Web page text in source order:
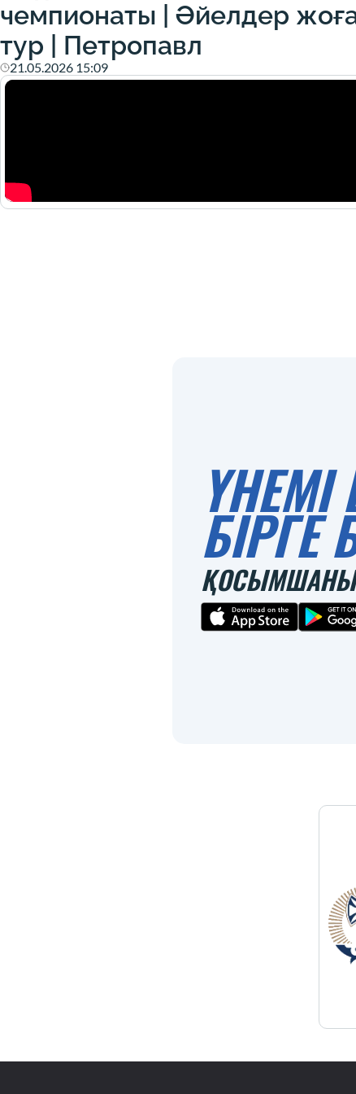
чемпионаты | Әйелдер
тур | Петропавл
21.05.2026 15:09
ҮНЕМІ
ҚОСЫМШАНЫ